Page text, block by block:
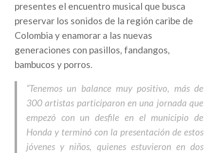
presentes el encuentro musical que busca
preservar los sonidos de la región caribe de
Colombia y enamorar a las nuevas
generaciones con pasillos, fandangos,
bambucos y porros.
“Tenemos un balance muy positivo, más de
300 artistas participaron en una jornada que
empezó con un desfile en el municipio de
Honda y terminó con la presentación de estos
jóvenes y niños, quienes estuvieron en dos